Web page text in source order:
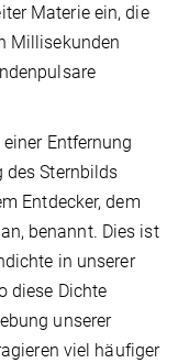
Materie ein, die
Millisekunden
Entfernung
des Sternbilds
Entdecker, dem
benannt. Dies ist
in unserer
diese Dichte
unserer
viel häufiger